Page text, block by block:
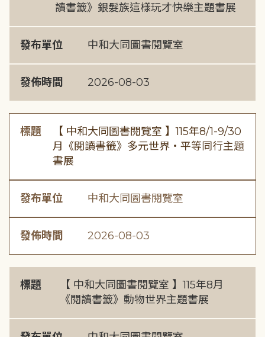
讀書籤》銀髮族這樣玩才快樂主題書展
發布單位 中和大同圖書閱覽室
發佈時間 2026-08-03
標題
【 中和大同圖書閱覽室 】115年8/1-9/30
月《閱讀書籤》多元世界・平等同行主題
書展
發布單位 中和大同圖書閱覽室
發佈時間 2026-08-03
標題
【 中和大同圖書閱覽室 】115年8月
《閱讀書籤》動物世界主題書展